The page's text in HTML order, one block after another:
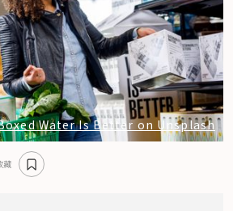
Water Is Better on Unsplash
藏